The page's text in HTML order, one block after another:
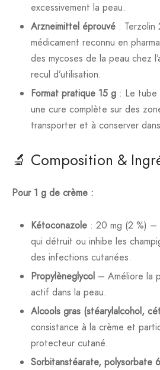
excessivement la peau.
Arzneimittel éprouvé: Terzolin
médicament reconnu en
des mycoses de la peau chez
recul d’utilisation.
Format pratique 15 g: Le tube
une cure complète sur des
transporter et à conserver
🔬 Composition &
Pour 1 g de crème :
Kétoconazole: 20 mg (2 %) –
qui détruit ou inhibe les
des infections cutanées.
Propylèneglycol– Améliore la
actif dans la peau.
Alcools gras (stéarylalcohol,
consistance à la crème et
protecteur cutané.
Sorbitanstéarate, polysorbate